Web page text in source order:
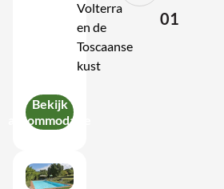
Volterra
en de
Toscaanse
kust
Bekijk
accommodatie
01